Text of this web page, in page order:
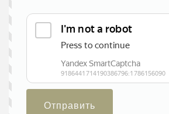
Отправить